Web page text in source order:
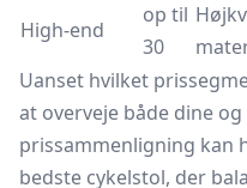
High-end
op til
30
Uanset hvilket
at overveje både dine
prissammenligning kan
bedste cykelstol, der